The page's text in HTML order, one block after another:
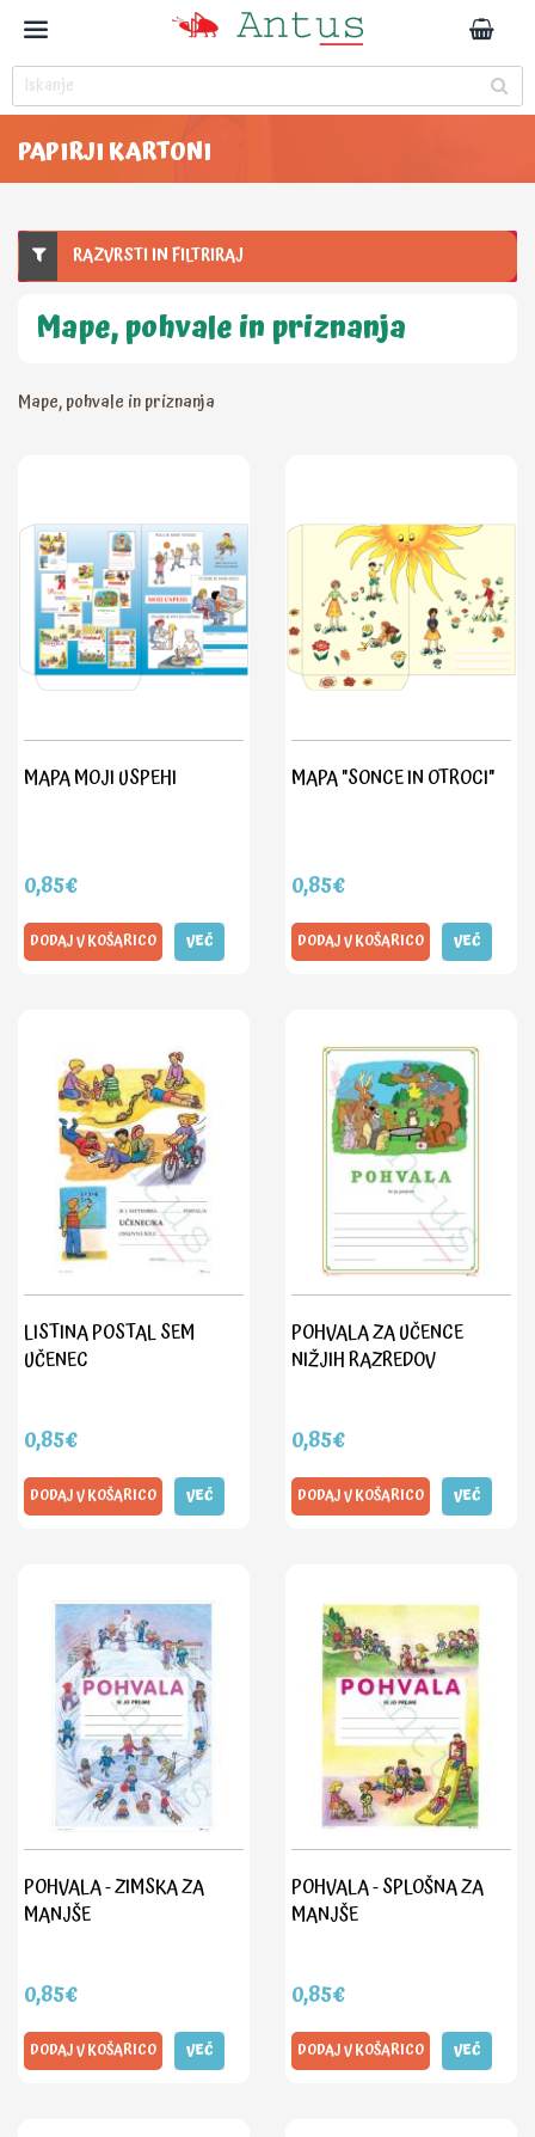
PAPIRJI KARTONI
RAZVRSTI IN FILTRIRAJ
Mape, pohvale in priznanja
Mape, pohvale in priznanja
MAPA MOJI USPEHI
0,85€
DODAJ V KOŠARICO VEČ
MAPA "SONCE IN OTROCI"
0,85€
DODAJ V KOŠARICO VEČ
LISTINA POSTAL SEM
UČENEC
0,85€
DODAJ V KOŠARICO VEČ
POHVALA ZA UČENCE
NIŽJIH RAZREDOV
0,85€
DODAJ V KOŠARICO VEČ
POHVALA - ZIMSKA ZA
MANJŠE
0,85€
DODAJ V KOŠARICO VEČ
POHVALA - SPLOŠNA ZA
MANJŠE
0,85€
DODAJ V KOŠARICO VEČ